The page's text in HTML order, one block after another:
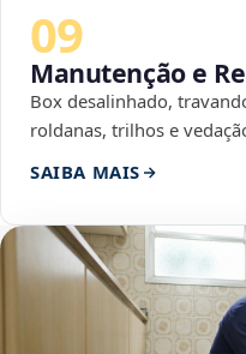
09
Manutenção e
Box desalinhado,
roldanas, trilhos e
SAIBA MAIS